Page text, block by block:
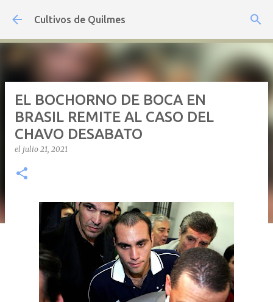
Ir al contenido principal
Cultivos de Quilmes
EL BOCHORNO DE BOCA EN
BRASIL REMITE AL CASO DEL
CHAVO DESABATO
el julio 21, 2021